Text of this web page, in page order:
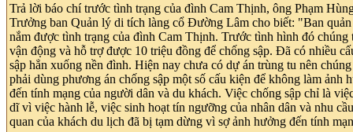
Trả lời báo chí trước tình trạng của đình Cam Thịnh, ông Phạm
Trưởng ban Quản lý di tích làng cổ Đường Lâm cho biết: "Ban
nắm được tình trạng của đình Cam Thịnh. Trước tình hình đó chúng
vận động và hỗ trợ được 10 triệu đồng để chống sập. Đã có nhiều
sập hẳn xuống nền đình. Hiện nay chưa có dự án trùng tu nên
phải dùng phương án chống sập một số cấu kiện để không làm ảnh
đến tính mạng của người dân và du khách. Việc chống sập chỉ là
dĩ vì việc hành lễ, việc sinh hoạt tín ngưỡng của nhân dân và nhu
quan của khách du lịch đã bị tạm dừng vì sợ ảnh hưởng đến tính